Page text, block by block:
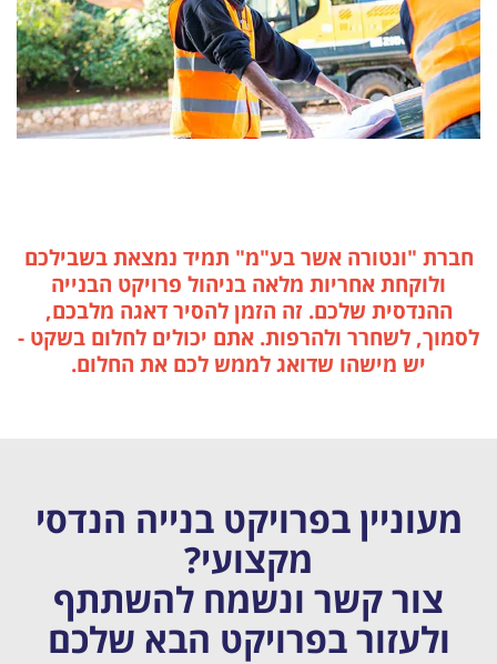
חברת "ונטורה אשר בע"מ" תמיד נמצאת בשבילכם
ולוקחת אחריות מלאה בניהול פרויקט הבנייה
ההנדסית שלכם. זה הזמן להסיר דאגה מלבכם,
לסמוך, לשחרר ולהרפות. אתם יכולים לחלום בשקט -
יש מישהו שדואג לממש לכם את החלום.
מעוניין בפרויקט בנייה הנדסי
מקצועי?
צור קשר ונשמח להשתתף
ולעזור בפרויקט הבא שלכם